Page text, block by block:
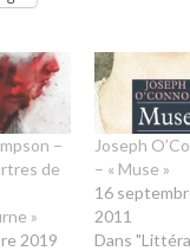
–
de
»
2019
Joseph
– « Muse »
16
2011
Dans